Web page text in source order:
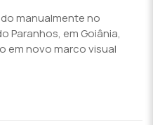
manualmente no
Paranhos, em Goiânia,
em novo marco visual